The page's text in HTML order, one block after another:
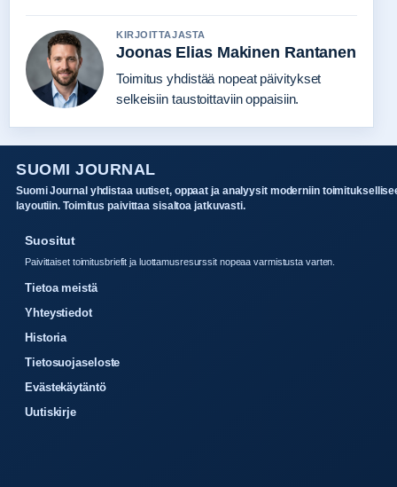
KIRJOITTAJASTA
Joonas Elias Makinen Rantanen
Toimitus yhdistää nopeat päivitykset
selkeisiin taustoittaviin oppaisiin.
SUOMI JOURNAL
Suomi Journal yhdistaa uutiset, oppaat ja analyysit moderniin
layoutiin. Toimitus paivittaa sisaltoa jatkuvasti.
Suositut
Paivittaiset toimitusbriefit ja luottamusresurssit nopeaa varmistusta varten.
Tietoa meistä
Yhteystiedot
Historia
Tietosuojaseloste
Evästekäytäntö
Uutiskirje